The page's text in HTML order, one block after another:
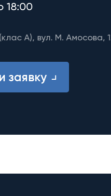
18:00
A), вул. М. Амосова,
заявку